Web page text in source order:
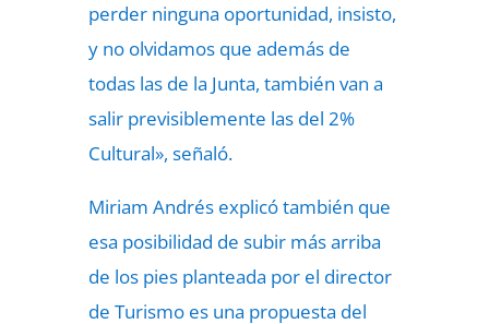
perder ninguna oportunidad, insisto,
y no olvidamos que además de
todas las de la Junta, también van a
salir previsiblemente las del 2%
Cultural», señaló.
Miriam Andrés explicó también que
esa posibilidad de subir más arriba
de los pies planteada por el director
de Turismo es una propuesta del